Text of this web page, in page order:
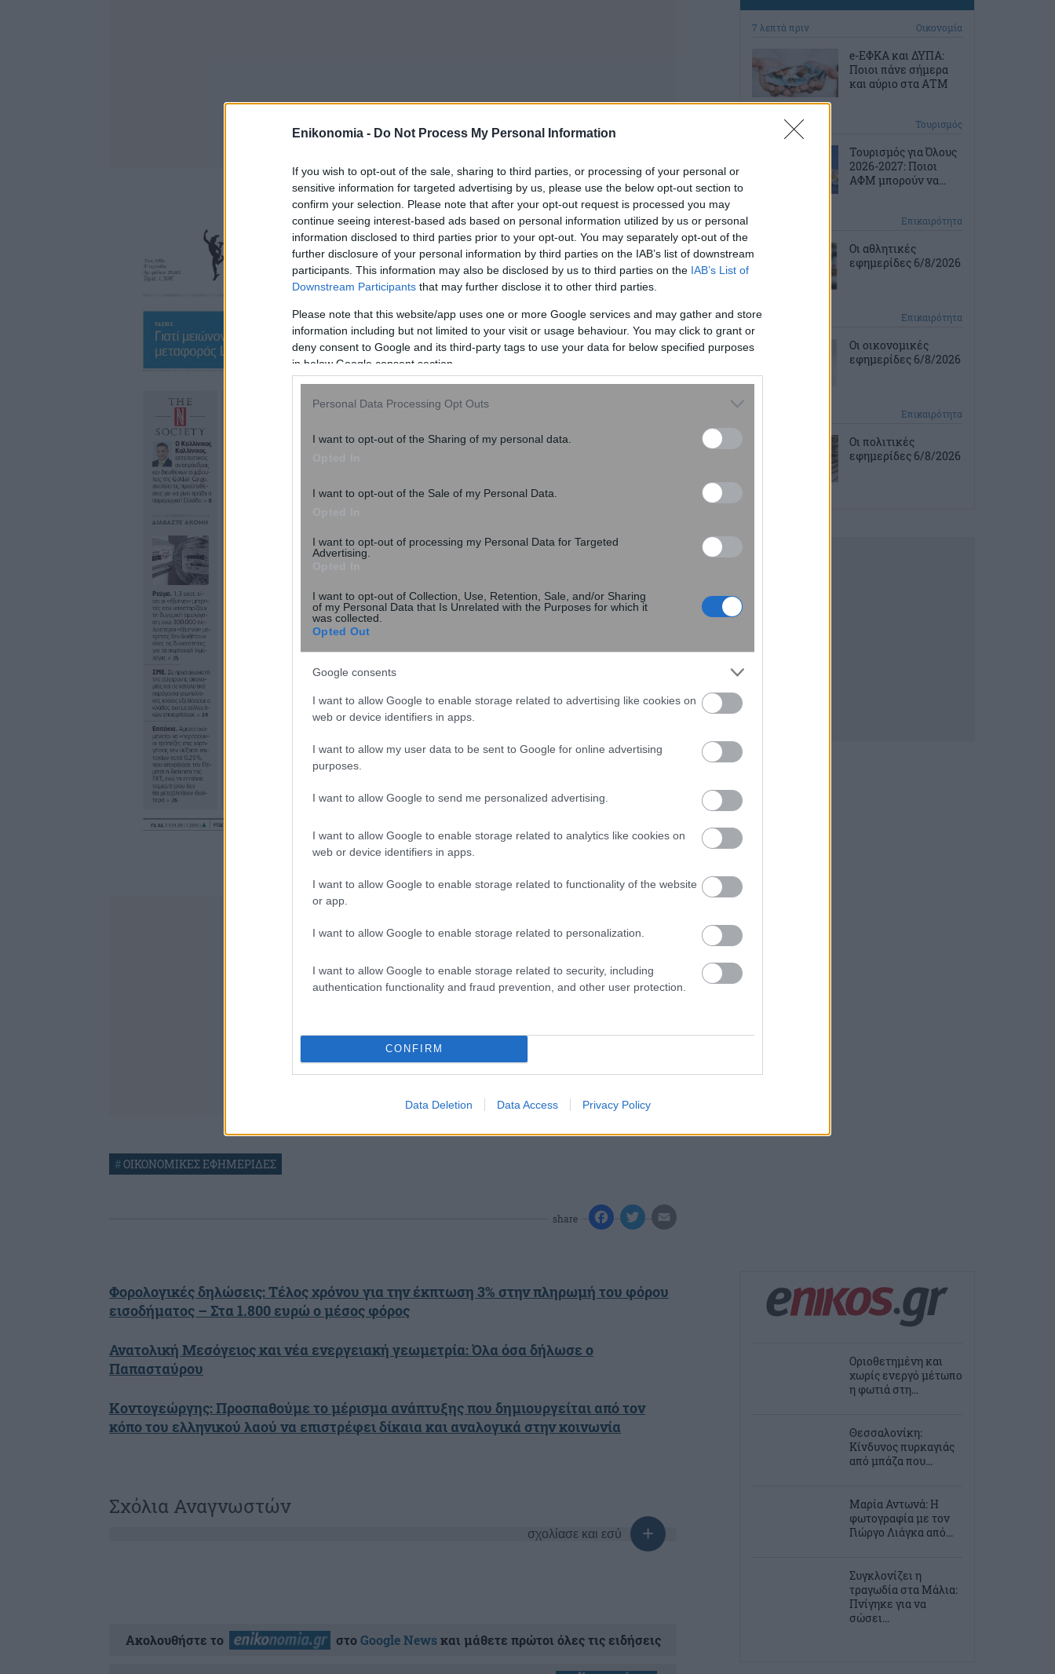
Enikonomia - Do Not Process My Personal Information
If you wish to opt-out of the sale, sharing to third parties, or processing of your personal or
sensitive information for targeted advertising by us, please use the below opt-out section to
confirm your selection. Please note that after your opt-out request is processed you may
continue seeing interest-based ads based on personal information utilized by us or personal
information disclosed to third parties prior to your opt-out. You may separately opt-out of the
further disclosure of your personal information by third parties on the IAB’s list of downstream
participants. This information may also be disclosed by us to third parties on the IAB’s List of
Downstream Participants that may further disclose it to other third parties.
Please note that this website/app uses one or more Google services and may gather and store
information including but not limited to your visit or usage behaviour. You may click to grant or
deny consent to Google and its third-party tags to use your data for below specified purposes
in below Google consent section.
Personal Data Processing Opt Outs
I want to opt-out of the Sharing of my personal data.
I want to opt-out of the Sale of my Personal Data.
I want to opt-out of processing my Personal Data for Targeted
Advertising.
I want to opt-out of Collection, Use, Retention, Sale, and/or Sharing
of my Personal Data that Is Unrelated with the Purposes for which it
was collected.
Opted Out
Google consents
I want to allow Google to enable storage related to advertising like cookies on
web or device identifiers in apps.
I want to allow my user data to be sent to Google for online advertising
purposes.
I want to allow Google to send me personalized advertising.
I want to allow Google to enable storage related to analytics like cookies on
web or device identifiers in apps.
I want to allow Google to enable storage related to functionality of the website
or app.
I want to allow Google to enable storage related to personalization.
I want to allow Google to enable storage related to security, including
authentication functionality and fraud prevention, and other user protection.
CONFIRM
Data Deletion Data Access Privacy Policy
#ΟΙΚΟΝΟΜΙΚΕΣ ΕΦΗΜΕΡΙΔΕΣ
share
Φορολογικές δηλώσεις: Τέλος χρόνου για την έκπτωση 3% στην πληρωμή του φόρου
εισοδήματος – Στα 1.800 ευρώ ο μέσος φόρος
Ανατολική Μεσόγειος και νέα ενεργειακή γεωμετρία: Όλα όσα δήλωσε ο
Παπασταύρου
Κοντογεώργης: Προσπαθούμε το μέρισμα ανάπτυξης που δημιουργείται από τον
κόπο του ελληνικού λαού να επιστρέφει δίκαια και αναλογικά στην κοινωνία
Σχόλια Αναγνωστών
σχολίασε και εσύ
Ακολουθήστε το στοGoogle Newsκαι μάθετε πρώτοι όλες τις ειδήσεις
7 λεπτά πριν Οικονομία
e-ΕΦΚΑ και ΔΥΠΑ:
Ποιοι πάνε σήμερα
και αύριο στα ΑΤΜ
37 λεπτά πριν Τουρισμός
Τουρισμός για Όλους
2026-2027: Ποιοι
ΑΦΜ μπορούν να...
Επικαιρότητα
Οι αθλητικές
εφημερίδες 6/8/2026
1 ώρα πριν Επικαιρότητα
Οι οικονομικές
εφημερίδες 6/8/2026
Επικαιρότητα
Οι πολιτικές
εφημερίδες 6/8/2026
Οριοθετημένη και
χωρίς ενεργό μέτωπο
η φωτιά στη...
Θεσσαλονίκη:
Κίνδυνος πυρκαγιάς
από μπάζα που...
Μαρία Αντωνά: Η
φωτογραφία με τον
Γιώργο Λιάγκα από...
Συγκλονίζει η
τραγωδία στα Μάλια:
Πνίγηκε για να
σώσει...